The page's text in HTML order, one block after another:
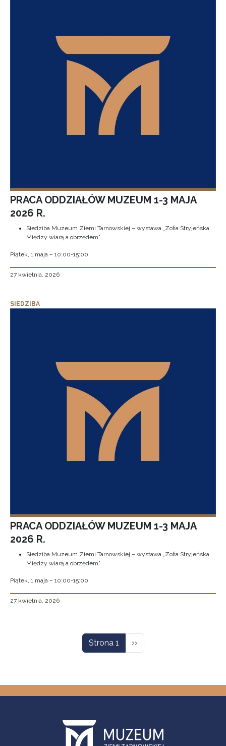
PRACA ODDZIAŁÓW MUZEUM 1-3 MAJA
2026 R.
Siedziba Muzeum Ziemi Tarnowskiej – wystawa „Zofia Stryjeńska.
Między wiarą a obrzędem”
Piątek, 1 maja – 10:00-15:00
27 kwietnia, 2026
SIEDZIBA
PRACA ODDZIAŁÓW MUZEUM 1-3 MAJA
2026 R.
Siedziba Muzeum Ziemi Tarnowskiej – wystawa „Zofia Stryjeńska.
Między wiarą a obrzędem”
Piątek, 1 maja – 10:00-15:00
27 kwietnia, 2026
Strona 1 Następna strona
››